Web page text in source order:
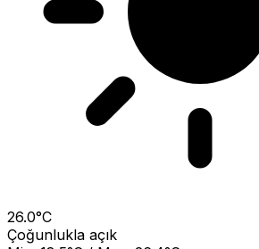
26.0°C
Çoğunlukla açık